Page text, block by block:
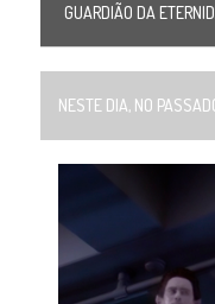
GUARDIÃO DA
NESTE DIA, NO